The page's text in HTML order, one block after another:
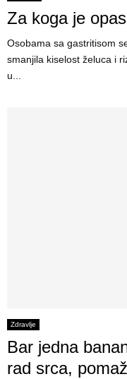
Za koga je
Osobama sa gastritisom
smanjila kiselost želuca i
u...
Zdravlje
Bar jedna
rad srca,